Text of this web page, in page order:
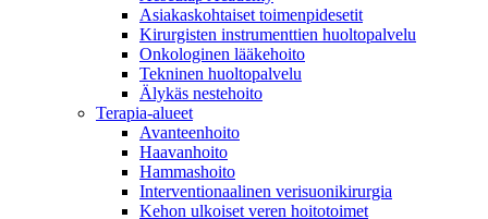
Ota yhteyttä
Soita, lähetä sähköpostia tai täytä yhteydenottolomake.
Asiakaskohtaiset toimenpidesetit
Kirurgisten instrumenttien huoltopalvelu
Onkologinen lääkehoito
Tekninen huoltopalvelu
Älykäs nestehoito
Terapia-alueet
Avanteenhoito
Haavanhoito
Hammashoito
Interventionaalinen verisuonikirurgia
Kehon ulkoiset veren hoitotoimet